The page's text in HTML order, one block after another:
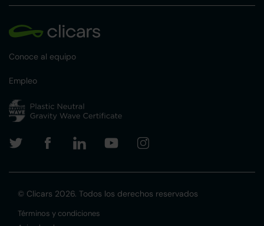
Conoce al equipo
Empleo
© Clicars 2026. Todos los derechos reservados
Términos y condiciones